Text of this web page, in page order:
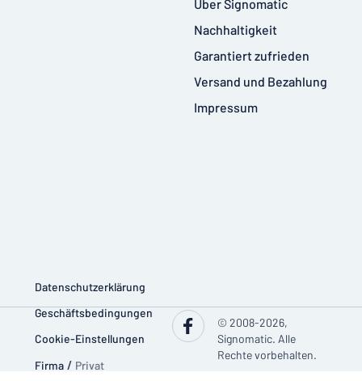
Über Signomatic
Nachhaltigkeit
Garantiert zufrieden
Versand und Bezahlung
Impressum
Datenschutzerklärung
Geschäftsbedingungen
Cookie-Einstellungen
Firma / Privat
© 2008-2026,
Signomatic. Alle
Rechte vorbehalten.